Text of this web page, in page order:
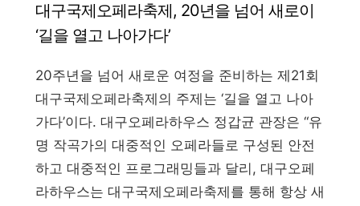
대구국제오페라축제, 20년을 넘어 새로이
‘길을 열고 나아가다’
20주년을 넘어 새로운 여정을 준비하는 제21회
대구국제오페라축제의 주제는 ‘길을 열고 나아
가다’이다. 대구오페라하우스 정갑균 관장은 “유
명 작곡가의 대중적인 오페라들로 구성된 안전
하고 대중적인 프로그래밍들과 달리, 대구오페
라하우스는 대구국제오페라축제를 통해 항상 새